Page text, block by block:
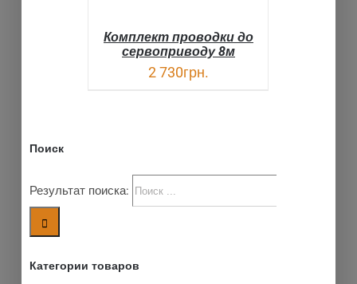
Комплект проводки до
сервоприводу 8м
2 730грн.
Поиск
Результат поиска:
Категории товаров